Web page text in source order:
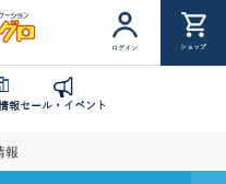
ログイン ショップ
報セール・イベント
報